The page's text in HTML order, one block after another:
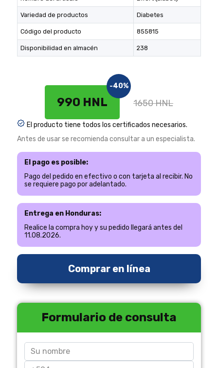
Variedad de productos Diabetes
Código del producto 855815
Disponibilidad en almacén 238
990 HNL
-40%
1650 HNL
El producto tiene todos los certificados necesarios.
Antes de usar se recomienda consultar a un especialista.
El pago es posible:
Pago del pedido en efectivo o con tarjeta al recibir. No
se requiere pago por adelantado.
Entrega en Honduras:
Realice la compra hoy y su pedido llegará antes del
11.08.2026.
Comprar en línea
Formulario de consulta